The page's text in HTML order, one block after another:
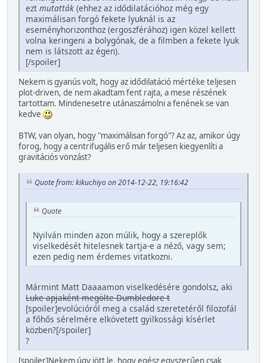
ezt mutatták (ehhez az idődilatációhoz még egy
maximálisan forgó fekete lyuknál is az
eseményhorizonthoz (ergoszférához) igen közel kellett
volna keringeni a bolygónak, de a filmben a fekete lyuk
nem is látszott az égen).
[/spoiler]
Nekem is gyanús volt, hogy az idődilatáció mértéke teljesen
plot-driven, de nem akadtam fent rajta, a mese részének
tartottam. Mindenesetre utánaszámolni a fenének se van
kedve
BTW, van olyan, hogy "maximálisan forgó"? Az az, amikor úgy
forog, hogy a centrifugális erő már teljesen kiegyenlíti a
gravitációs vonzást?
Quote from: kikuchiyo on 2014-12-22, 19:16:42
Quote
Nyilván minden azon múlik, hogy a szereplők
viselkedését hitelesnek tartja-e a néző, vagy sem;
ezen pedig nem érdemes vitatkozni.
Mármint Matt Daaaamon viselkedésére gondolsz, aki
Luke apjaként megölte Dumbledore-t
[spoiler]evolúcióról meg a család szeretetéről filozofál
a főhős sérelmére elkövetett gyilkossági kísérlet
közben?[/spoiler]
?
[spoiler]Nekem úgy jött le, hogy egész egyszerűen csak